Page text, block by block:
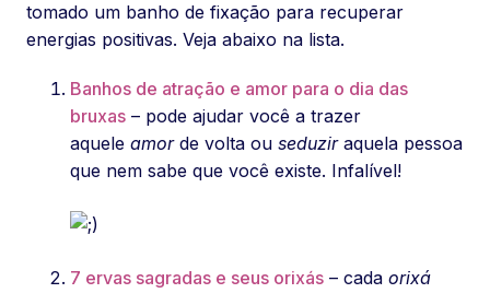
tomado um banho de fixação para recuperar
energias positivas. Veja abaixo na lista.
Banhos de atração e amor para o dia das
bruxas – pode ajudar você a trazer
aquele amorde volta ou seduziraquela pessoa
que nem sabe que você existe. Infalível!
7 ervas sagradas e seus orixás – cada orixá